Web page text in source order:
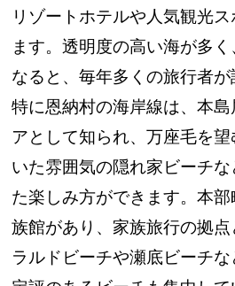
リゾートホテルや人気観光
ます。透明度の高い海が多
なると、毎年多くの旅行者が
特に恩納村の海岸線は、本島
アとして知られ、万座毛を
いた雰囲気の隠れ家ビーチ
た楽しみ方ができます。本
族館があり、家族旅行の拠
ラルドビーチや瀬底ビーチ